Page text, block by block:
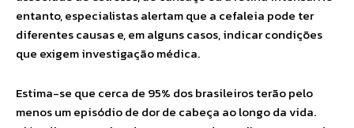
entanto, especialistas alertam que a cefaleia pode ter
diferentes causas e, em alguns casos, indicar condições
que exigem investigação médica.
Estima-se que cerca de 95% dos brasileiros terão pelo
menos um episódio de dor de cabeça ao longo da vida.